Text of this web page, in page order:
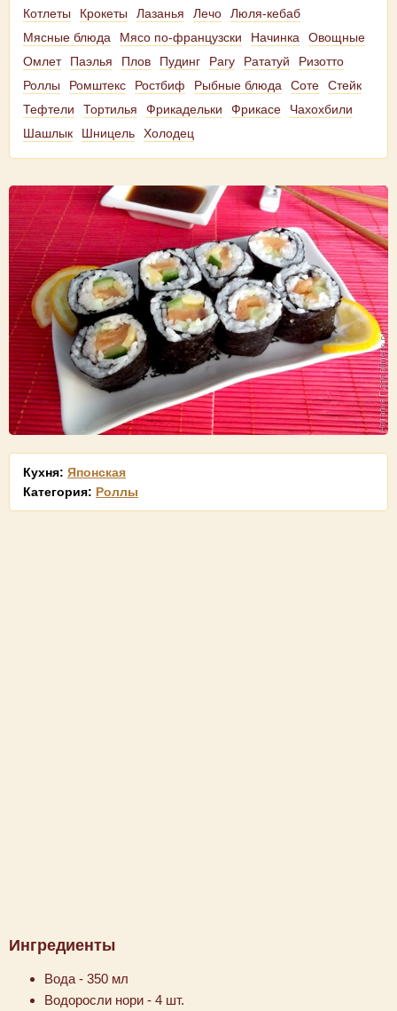
Котлеты
Крокеты Лазанья Лечо
Люля-кебаб
Мясные блюда
Мясо по-французски Начинка
Овощные
Омлет
Паэлья Плов Пудинг Рагу Рататуй
Ризотто
Роллы
Ромштекс Ростбиф Рыбные блюда Соте
Стейк
Тефтели
Тортилья Фрикадельки Фрикасе
Чахохбили
Шашлык
Шницель Холодец
Кухня: Японская
Категория: Роллы
Ингредиенты
Вода - 350 мл
Водоросли нори - 4 шт.